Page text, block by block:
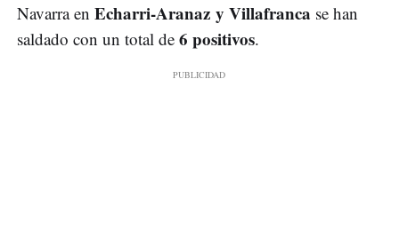
Navarra en Echarri-Aranaz y Villafranca se han
saldado con un total de 6 positivos.